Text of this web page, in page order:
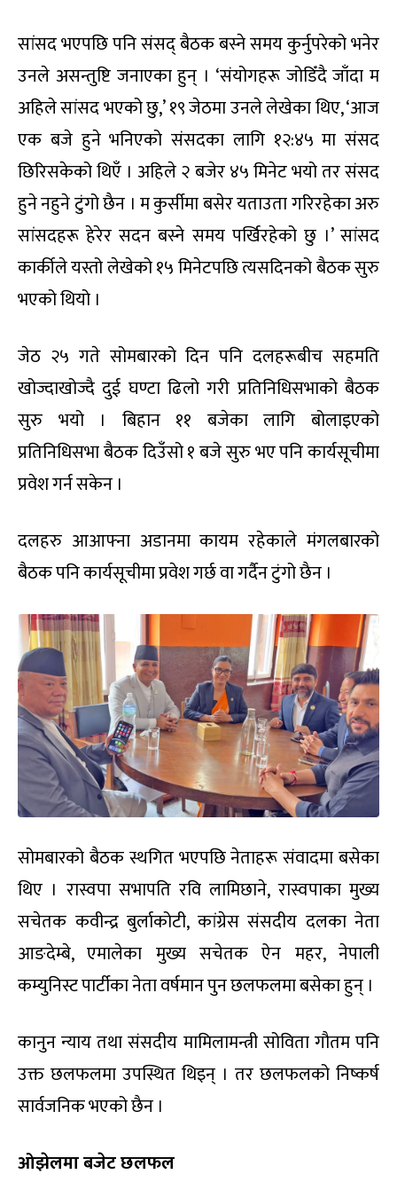
सांसद भएपछि पनि संसद् बैठक बस्ने समय कुर्नुपरेको भनेर
उनले असन्तुष्टि जनाएका हुन् । ‘संयोगहरू जोडिँदै जाँदा म
अहिले सांसद भएको छु,’ १९ जेठमा उनले लेखेका थिए, ‘आज
एक बजे हुने भनिएको संसदका लागि १२:४५ मा संसद
छिरिसकेको थिएँ । अहिले २ बजेर ४५ मिनेट भयो तर संसद
हुने नहुने टुंगो छैन । म कुर्सीमा बसेर यताउता गरिरहेका अरु
सांसदहरू हेरेर सदन बस्ने समय पर्खिरहेको छु ।’ सांसद
कार्कीले यस्तो लेखेको १५ मिनेटपछि त्यसदिनको बैठक सुरु
भएको थियो ।
जेठ २५ गते सोमबारको दिन पनि दलहरूबीच सहमति
खोज्दाखोज्दै दुई घण्टा ढिलो गरी प्रतिनिधिसभाको बैठक
सुरु भयो । बिहान ११ बजेका लागि बोलाइएको
प्रतिनिधिसभा बैठक दिउँसो १ बजे सुरु भए पनि कार्यसूचीमा
प्रवेश गर्न सकेन ।
दलहरु आआफ्ना अडानमा कायम रहेकाले मंगलबारको
बैठक पनि कार्यसूचीमा प्रवेश गर्छ वा गर्दैन टुंगो छैन ।
सोमबारको बैठक स्थगित भएपछि नेताहरू संवादमा बसेका
थिए । रास्वपा सभापति रवि लामिछाने, रास्वपाका मुख्य
सचेतक कवीन्द्र बुर्लाकोटी, कांग्रेस संसदीय दलका नेता
आङदेम्बे, एमालेका मुख्य सचेतक ऐन महर, नेपाली
कम्युनिस्ट पार्टीका नेता वर्षमान पुन छलफलमा बसेका हुन् ।
कानुन न्याय तथा संसदीय मामिलामन्त्री सोविता गौतम पनि
उक्त छलफलमा उपस्थित थिइन् । तर छलफलको निष्कर्ष
सार्वजनिक भएको छैन ।
ओझेलमा बजेट छलफल